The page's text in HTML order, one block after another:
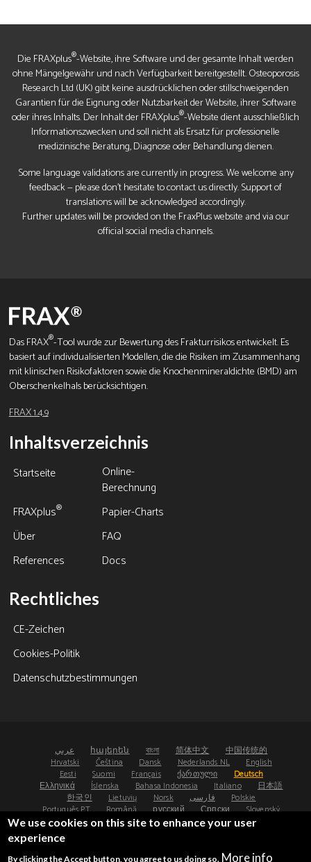
Die FRAXplus®-Website, ihre Software und der gesamte Inhalt werden
ohne Mängelgewähr und nach Verfügbarkeit bereitgestellt. Osteoporosis
Research Ltd (UK) gibt keine ausdrücklichen oder stillschweigenden
Garantien für die Eignung oder Nutzbarkeit der Website, ihrer Software
oder ihres Inhalts. Der Inhalt der FRAXplus®-Website dient ausschließlich
Informationszwecken und soll nicht als Ersatz für professionelle
medizinische Beratung, Diagnose oder Behandlung dienen.
Some language validations are currently in progress. We welcome any
feedback — please don’t hesitate to contact us directly. Support of
translations will be acknowledged accordingly.
Further updates will be provided on the FraxPlus website and via our
official social media channels.
Das FRAX®-Tool wurde zur Bewertung des Frakturrisikos entwickelt. Es
basiert auf individualisierten Modellen, die die Risiken im Zusammenhang
mit klinischen Risikofaktoren sowie die Knochenmineraldichte (BMD) am
Oberschenkelhals berücksichtigen.
FRAX 1.4.9
Inhaltsverzeichnis
Startseite
Online-
Berechnung
FRAXplus®
Papier-Charts
Über
FAQ
References
Docs
Rechtliches
CE-Zeichen
Cookies-Politik
Datenschutzbestimmungen
عربي հայերեն বাংলা 简体中文
中国传统的
Hrvatski
Čeština Dansk Nederlands NL
English
Eesti
Suomi Français ქართული
Deutsch
Ελληνικά
Íslenska Bahasa Indonesia Italiano
日本語
한국인
Lietuvių Norsk فارسی
Polskie
Português PT
Română русский Српски
Slovenský
Español
Svenska ไทย Türk Українська
©2008-2026 - Osteoporosis Research Ltd, UK
We use cookies on this site to enhance your user
experience
By clicking the Accept button, you agree to us doing so. More info